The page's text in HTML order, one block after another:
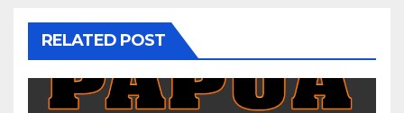
RELATED POST